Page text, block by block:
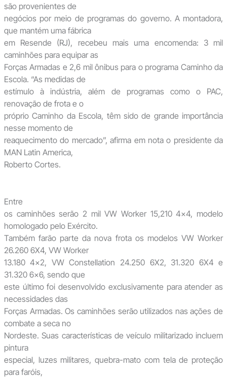
são provenientes de
negócios por meio de programas do governo. A montadora,
que mantém uma fábrica
em Resende (RJ), recebeu mais uma encomenda: 3 mil
caminhões para equipar as
Forças Armadas e 2,6 mil ônibus para o programa Caminho da
Escola. “As medidas de
estímulo à indústria, além de programas como o PAC,
renovação de frota e o
próprio Caminho da Escola, têm sido de grande importância
nesse momento de
reaquecimento do mercado”, afirma em nota o presidente da
MAN Latin America,
Roberto Cortes.
Entre
os caminhões serão 2 mil VW Worker 15,210 4×4, modelo
homologado pelo Exército.
Também farão parte da nova frota os modelos VW Worker
26.260 6X4, VW Worker
13.180 4×2, VW Constellation 24.250 6X2, 31.320 6X4 e
31.320 6×6, sendo que
este último foi desenvolvido exclusivamente para atender as
necessidades das
Forças Armadas. Os caminhões serão utilizados nas ações de
combate a seca no
Nordeste. Suas características de veículo militarizado incluem
pintura
especial, luzes militares, quebra-mato com tela de proteção
para faróis,